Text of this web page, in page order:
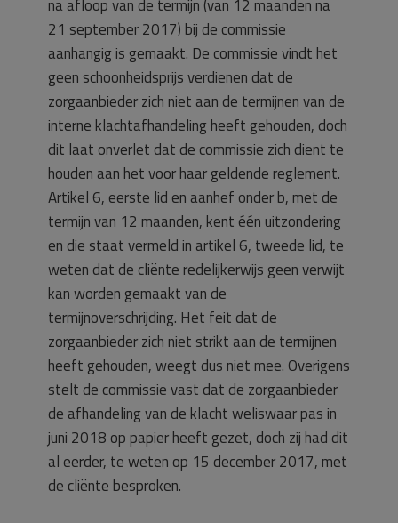
na afloop van de termijn (van 12 maanden na
21 september 2017) bij de commissie
aanhangig is gemaakt. De commissie vindt het
geen schoonheidsprijs verdienen dat de
zorgaanbieder zich niet aan de termijnen van de
interne klachtafhandeling heeft gehouden, doch
dit laat onverlet dat de commissie zich dient te
houden aan het voor haar geldende reglement.
Artikel 6, eerste lid en aanhef onder b, met de
termijn van 12 maanden, kent één uitzondering
en die staat vermeld in artikel 6, tweede lid, te
weten dat de cliënte redelijkerwijs geen verwijt
kan worden gemaakt van de
termijnoverschrijding. Het feit dat de
zorgaanbieder zich niet strikt aan de termijnen
heeft gehouden, weegt dus niet mee. Overigens
stelt de commissie vast dat de zorgaanbieder
de afhandeling van de klacht weliswaar pas in
juni 2018 op papier heeft gezet, doch zij had dit
al eerder, te weten op 15 december 2017, met
de cliënte besproken.